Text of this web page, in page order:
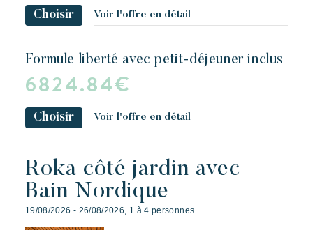
Choisir Voir l'offre en détail
formule liberté avec petit-déjeuner inclus
6824.84€
Choisir Voir l'offre en détail
Roka côté jardin avec
Bain Nordique
19/08/2026 - 26/08/2026, 1 à 4 personnes